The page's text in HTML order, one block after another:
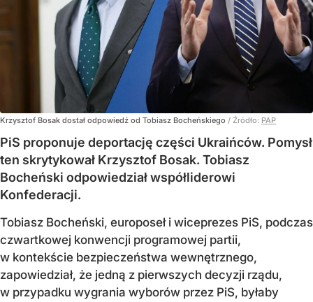
Krzysztof Bosak dostał odpowiedź od Tobiasz Bocheńskiego / Źródło: PAP
PiS proponuje deportację części Ukraińców. Pomysł
ten skrytykował Krzysztof Bosak. Tobiasz
Bocheński odpowiedział współliderowi
Konfederacji.
Tobiasz Bocheński, europoseł i wiceprezes PiS, podczas
czwartkowej konwencji programowej partii,
w kontekście bezpieczeństwa wewnętrznego,
zapowiedział, że jedną z pierwszych decyzji rządu,
w przypadku wygrania wyborów przez PiS, byłaby